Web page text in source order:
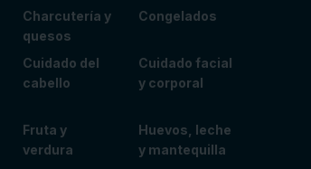
Charcutería y
quesos
Congelados
Cuidado del
cabello
Cuidado facial
y corporal
Fruta y
verdura
Huevos, leche
y mantequilla